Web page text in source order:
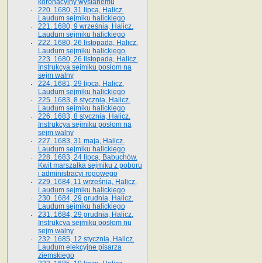
koronacyjny wysłanemu
220. 1680, 31 lipca, Halicz.
Laudum sejmiku halickiego
221. 1680, 9 września, Halicz.
Laudum sejmiku halickiego
222. 1680, 26 listopada, Halicz.
Laudum sejmiku halickiego.
223. 1680, 26 listopada, Halicz.
Instrukcya sejmiku posłom na
sejm walny
224. 1681, 29 lipca, Halicz.
Laudum sejmiku halickiego
225. 1683, 8 stycznia, Halicz.
Laudum sejmiku halickiego
226. 1683, 8 stycznia, Halicz.
Instrukcya sejmiku posłom na
sejm walny
227. 1683, 31 maja, Halicz.
Laudum sejmiku halickiego
228. 1683, 24 lipca, Babuchów.
Kwit marszałka sejmiku z poboru
i administracyi rogowego
229. 1684, 11 września, Halicz.
Laudum sejmiku halickiego
230. 1684, 29 grudnia, Halicz.
Laudum sejmiku halickiego
231. 1684, 29 grudnia, Halicz.
Instrukcya sejmiku posłom nu
sejm walny
232. 1685, 12 stycznia, Halicz.
Laudum elekcyjne pisarza
ziemskiego